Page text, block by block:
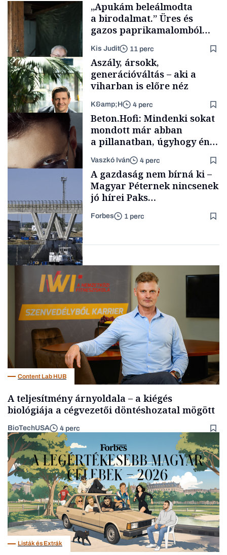
Családi
vállalkozások
„Apukám beleálmodta
a birodalmat.” Üres és
gazos paprikamalomból
lett az igazi családi
fűszersztori
Kis Judit 11 perc
TÁMOGATÓI
Aszály, ársokk,
generációváltás – aki a
viharban is előre néz
K&amp;H 4 perc
Forbes-sztori
Beton.Hofi: Mindenki sokat
mondott már abban
a pillanatban, úgyhogy én
a legsarkosabb
gondolataimat akartam
kimondani
Vaszkó Iván 4 perc
A gazdaság nem bírná ki –
Magyar Péternek nincsenek
jó hírei Paks
újraindításáról
Forbes 1 perc
Content Lab HUB
A teljesítmény árnyoldala – a kiégés
biológiája a cégvezetői döntéshozatal mögött
BioTechUSA 4 perc
Listák és Extrák